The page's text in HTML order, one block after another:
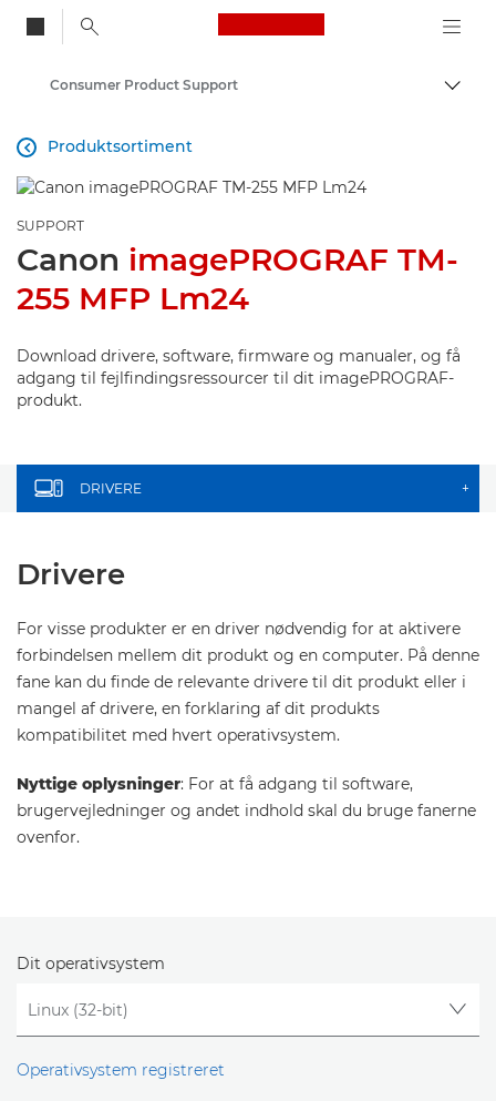
Canon Logo, back
Skift
Consumer Product Support
Produktsortiment

SUPPORT
Canon imagePROGRAF TM-
255 MFP Lm24
Download drivere, software, firmware og manualer, og få
adgang til fejlfindingsressourcer til dit imagePROGRAF-
produkt.
DRIVERE +
Drivere
For visse produkter er en driver nødvendig for at aktivere
forbindelsen mellem dit produkt og en computer. På denne
fane kan du finde de relevante drivere til dit produkt eller i
mangel af drivere, en forklaring af dit produkts
kompatibilitet med hvert operativsystem.
Nyttige oplysninger: For at få adgang til software,
brugervejledninger og andet indhold skal du bruge fanerne
ovenfor.
Dit operativsystem
Operativsystem registreret